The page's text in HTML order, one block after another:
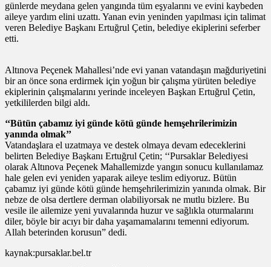
günlerde meydana gelen yangında tüm eşyalarını ve evini kaybeden
aileye yardım elini uzattı. Yanan evin yeninden yapılması için talimat
veren Belediye Başkanı Ertuğrul Çetin, belediye ekiplerini seferber
etti.
Altınova Peçenek Mahallesi’nde evi yanan vatandaşın mağduriyetini
bir an önce sona erdirmek için yoğun bir çalışma yürüten belediye
ekiplerinin çalışmalarını yerinde inceleyen Başkan Ertuğrul Çetin,
yetkililerden bilgi aldı.
‘‘Bütün çabamız iyi günde kötü günde hemşehrilerimizin
yanında olmak’’
Vatandaşlara el uzatmaya ve destek olmaya devam edeceklerini
belirten Belediye Başkanı Ertuğrul Çetin; ‘‘Pursaklar Belediyesi
olarak Altınova Peçenek Mahallemizde yangın sonucu kullanılamaz
hale gelen evi yeniden yaparak aileye teslim ediyoruz. Bütün
çabamız iyi günde kötü günde hemşehrilerimizin yanında olmak. Bir
nebze de olsa dertlere derman olabiliyorsak ne mutlu bizlere. Bu
vesile ile ailemize yeni yuvalarında huzur ve sağlıkla oturmalarını
diler, böyle bir acıyı bir daha yaşamamalarını temenni ediyorum.
Allah beterinden korusun” dedi.
kaynak:pursaklar.bel.tr